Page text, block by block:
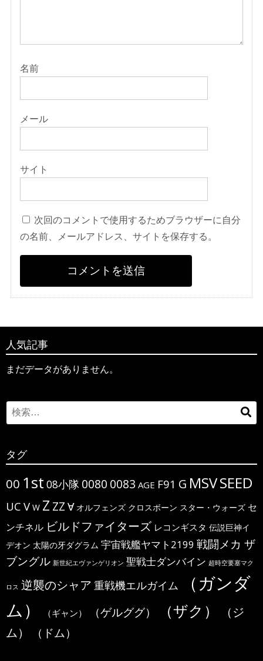
名前
メール
サイト
次回のコメントで使用するためブラウザーに自分
の名前、メールアドレス、サイトを保存する。
人気記事
まだデータがありません。
Search
for:
検
タグ
00 1st 08小隊 0080 0083 AGE F91 G MSVSEED
UC V W Z ΖΖ ∀ オルフェンズ クロスボーン スター・ウォーズ セ
ンチネル ビルドファイターズ レコンギスタ 伝説巨神イ
デオン 太陽の牙ダグラム 宇宙戦艦ヤマト2199 戦闘メカ ザ
ブングル 新世紀エヴァンゲリオン 聖戦士ダンバイン 超時空要塞マク
ロス 逆襲のシャア 重戦機エルガイム
（ガンダ
ム）
（ギャン） （ゲルググ） （ザク）
（ジ
ム）
（ドム）